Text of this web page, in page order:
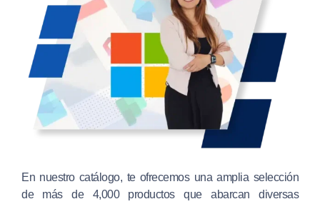
En nuestro catálogo, te ofrecemos una amplia selección
de más de 4,000 productos que abarcan diversas